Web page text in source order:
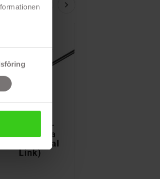
DisplayPort till
VGA-adapter
